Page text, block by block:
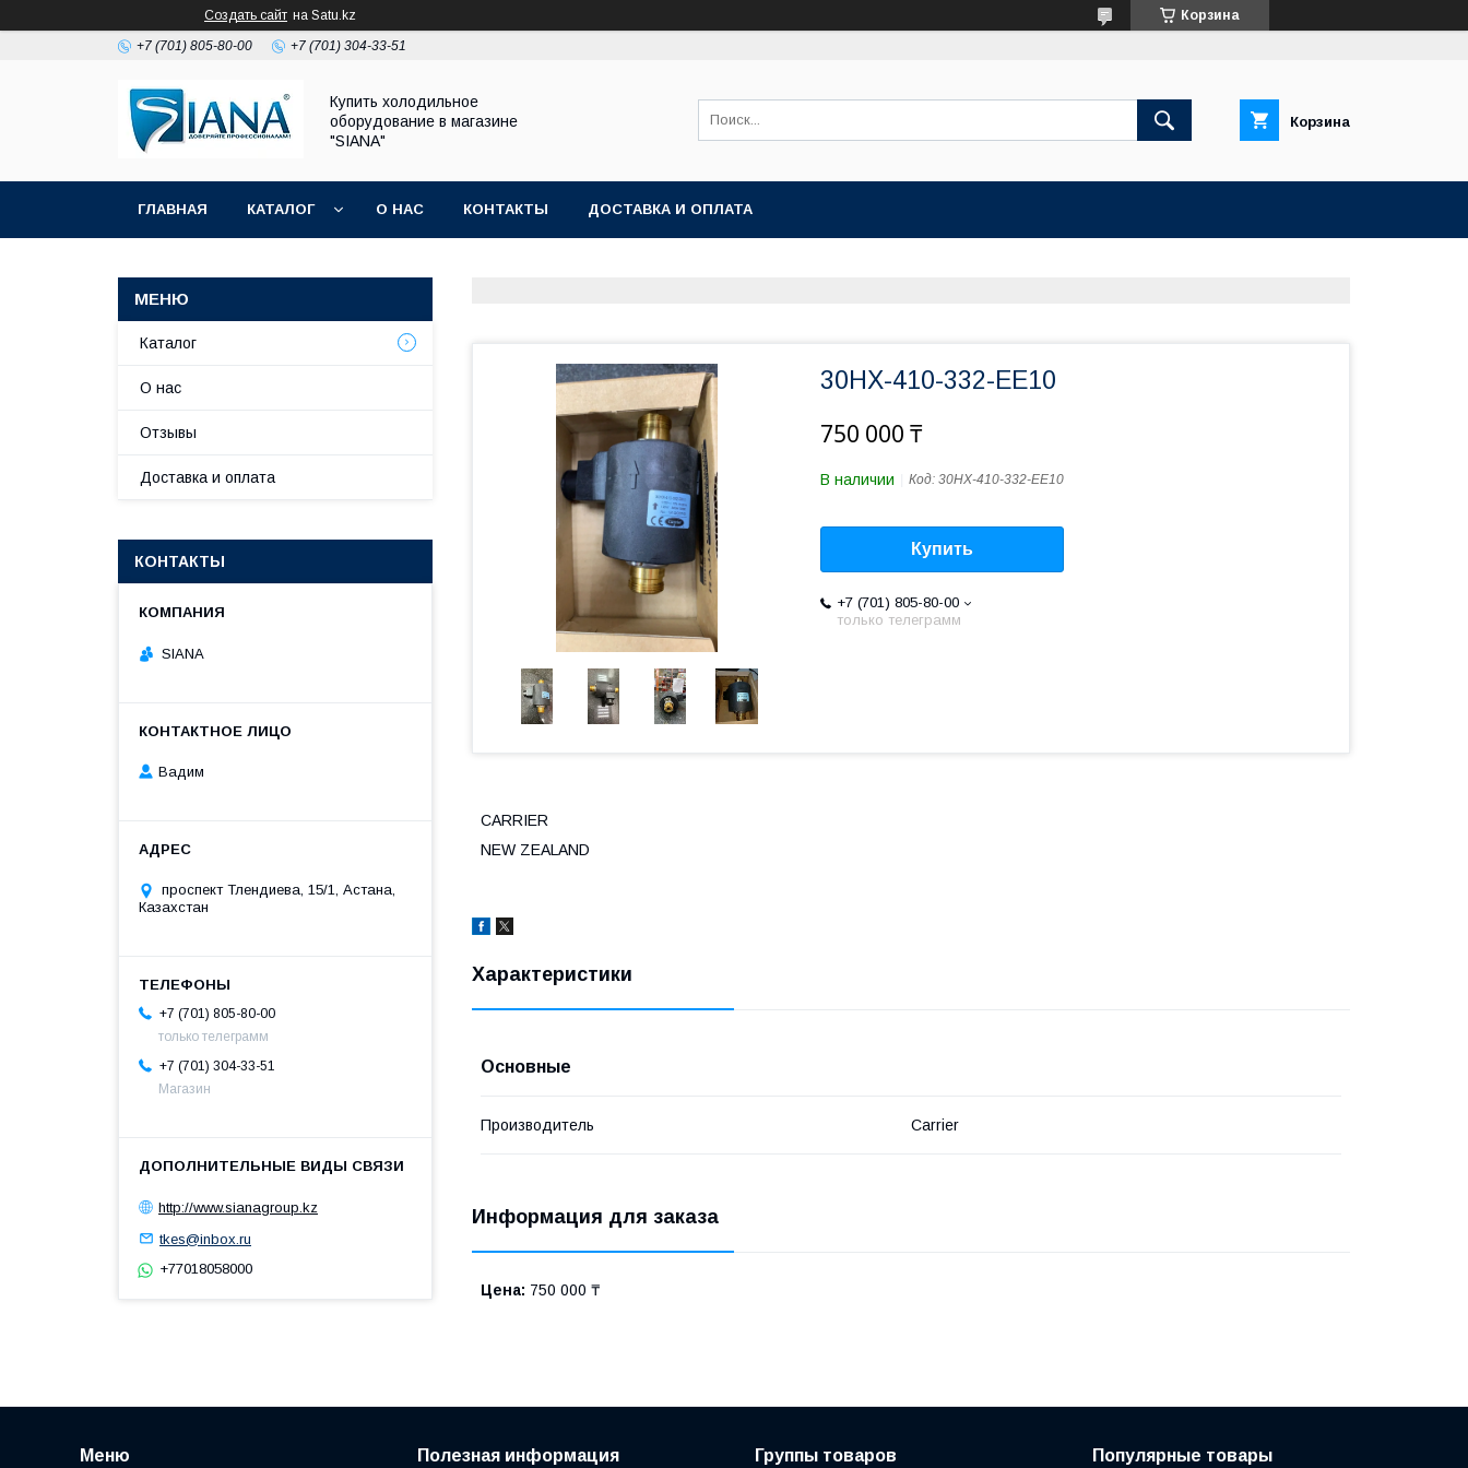
Создать сайт на Satu.kz Корзина
+7 (701) 805-80-00 +7 (701) 304-33-51
Купить холодильное
оборудование в магазине
"SIANA"
Корзина
ГЛАВНАЯ КАТАЛОГ О НАС КОНТАКТЫ ДОСТАВКА И ОПЛАТА
30HX-410-332-EE10
750 000 ₸
В наличии Код: 30HX-410-332-EE10
Купить
+7 (701) 805-80-00
только телеграмм
CARRIER
NEW ZEALAND
Характеристики
Основные
Производитель Carrier
Информация для заказа
Цена: 750 000 ₸
Каталог
О нас
Отзывы
Доставка и оплата
КОНТАКТЫ
SIANA
Вадим
проспект Тлендиева, 15/1, Астана,
Казахстан
+7 (701) 805-80-00
только телеграмм
+7 (701) 304-33-51
Магазин
http://www.sianagroup.kz
tkes@inbox.ru
+77018058000
Меню Полезная информация Группы товаров Популярные товары